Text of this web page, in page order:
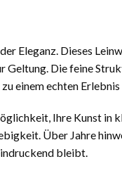
Eleganz. Dieses
Die feine
einem echten Erlebnis
Ihre Kunst in
Über Jahre
bleibt.